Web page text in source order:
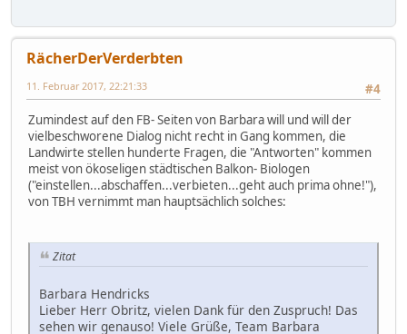
RächerDerVerderbten
#4
11. Februar 2017, 22:21:33
Zumindest auf den FB- Seiten von Barbara will und will der
vielbeschworene Dialog nicht recht in Gang kommen, die
Landwirte stellen hunderte Fragen, die "Antworten" kommen
meist von ökoseligen städtischen Balkon- Biologen
("einstellen...abschaffen...verbieten...geht auch prima ohne!"),
von TBH vernimmt man hauptsächlich solches:
Zitat
Barbara Hendricks
Lieber Herr Obritz, vielen Dank für den Zuspruch! Das
sehen wir genauso! Viele Grüße, Team Barbara